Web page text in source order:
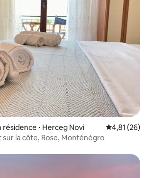
⋅ Herceg Novi Évaluation
4,81 (26)
la côte, Rose, Monténégro